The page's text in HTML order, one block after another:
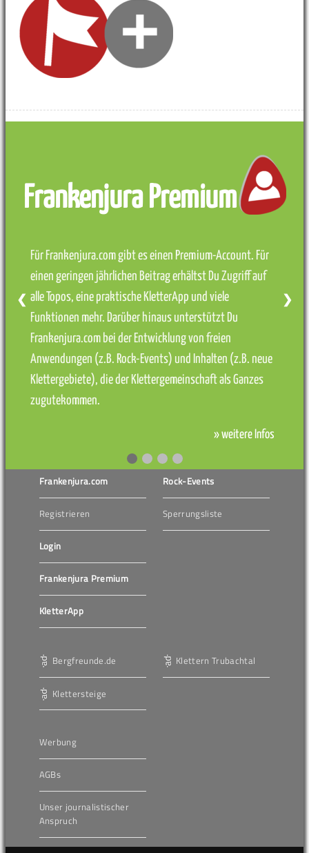
Frankenjura Premium
Für Frankenjura.com gibt es einen Premium-Account. Für
einen geringen jährlichen Beitrag erhältst Du Zugriff auf
alle Topos, eine praktische KletterApp und viele
Funktionen mehr. Darüber hinaus unterstützt Du
Frankenjura.com bei der Entwicklung von freien
Anwendungen (z.B. Rock-Events) und Inhalten (z.B. neue
Klettergebiete), die der Klettergemeinschaft als Ganzes
zugutekommen.
» weitere Infos
❮ ❯
Frankenjura.com
Registrieren
Login
Frankenjura Premium
KletterApp
Rock-Events
Sperrungsliste
Bergfreunde.de
Klettersteige
Klettern Trubachtal
Werbung
AGBs
Unser journalistischer
Anspruch